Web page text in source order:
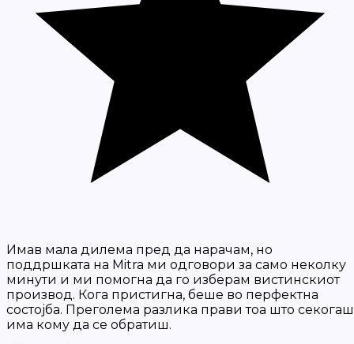
Имав мала дилема пред да нарачам, но
поддршката на Mitra ми одговори за само неколку
минути и ми помогна да го изберам вистинскиот
производ. Кога пристигна, беше во перфектна
состојба. Преголема разлика прави тоа што секогаш
има кому да се обратиш.